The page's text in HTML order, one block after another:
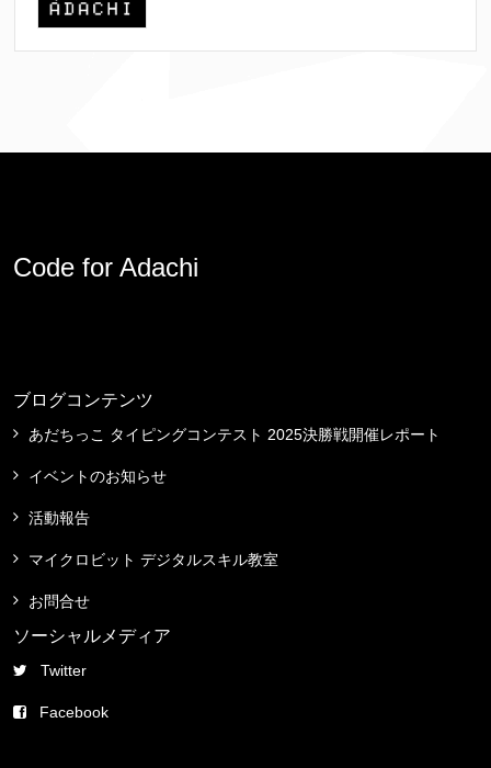
Code for Adachi
ブログコンテンツ
あだちっこ タイピングコンテスト 2025決勝戦開催レポート
イベントのお知らせ
活動報告
マイクロビット デジタルスキル教室
お問合せ
ソーシャルメディア
Twitter
Facebook